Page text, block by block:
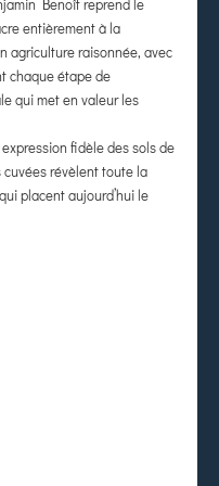
Benoît reprend le
entièrement à la
agriculture raisonnée, avec
chaque étape de
qui met en valeur les
fidèle des sols de
cuvées révèlent toute la
placent aujourd’hui le